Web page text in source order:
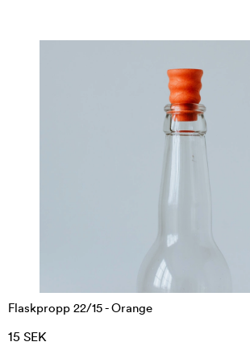
Flaskpropp 22/15 - Orange
15 SEK